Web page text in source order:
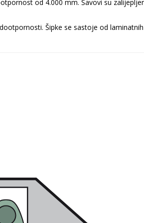
od 4.000 mm. Šavovi su
Šipke se sastoje od laminatnih